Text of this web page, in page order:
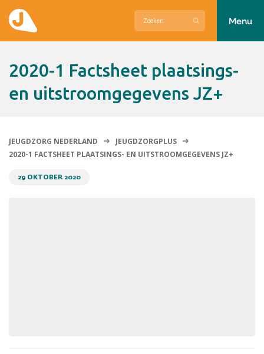
Contact
Menu
2020-1 Factsheet plaatsings-
en uitstroomgegevens JZ+
JEUGDZORG NEDERLAND
JEUGDZORGPLUS
2020-1 FACTSHEET PLAATSINGS- EN UITSTROOMGEGEVENS JZ+
29 OKTOBER 2020